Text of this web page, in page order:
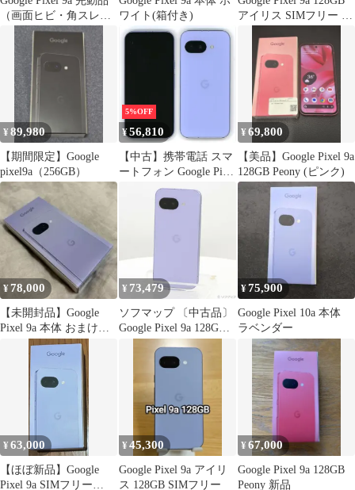
（画面ヒビ・角スレあ
ワイト(箱付き)
アイリス SIMフリー 美
¥89,980
【期間限定】Google
pixel9a（256GB）
5%OFF
¥56,810
【中古】携帯電話 スマ
ートフォン Google Pixel
9a 8GB/128GB
(docomo/Iris)[GA09564-
¥69,800
【美品】Google Pixel 9a
128GB Peony (ピンク)
¥78,000
【未開封品】Google
Pixel 9a 本体 おまけつ
¥ 73,479
ソフマップ 〔中古品〕
Google Pixel 9a 128GB
docomo SIMフリー
【349】
¥75,900
Google Pixel 10a 本体
ラベンダー
¥63,000
【ほぼ新品】Google
Pixel 9a SIMフリー
¥45,300
Google Pixel 9a アイリ
ス 128GB SIMフリー
¥67,000
Google Pixel 9a 128GB
Peony 新品